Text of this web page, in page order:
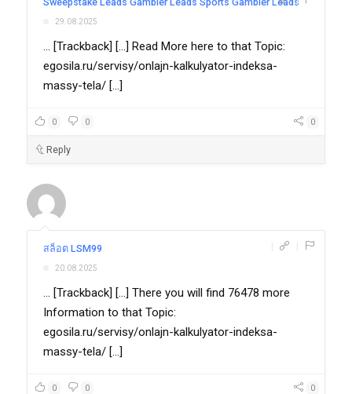
29.08.2025
... [Trackback] [...] Read More here to that Topic:
egosila.ru/servisy/onlajn-kalkulyator-indeksa-
massy-tela/ [...]
0 0 0
Reply
สล็อต LSM99
20.08.2025
... [Trackback] [...] There you will find 76478 more
Information to that Topic:
egosila.ru/servisy/onlajn-kalkulyator-indeksa-
massy-tela/ [...]
0 0 0